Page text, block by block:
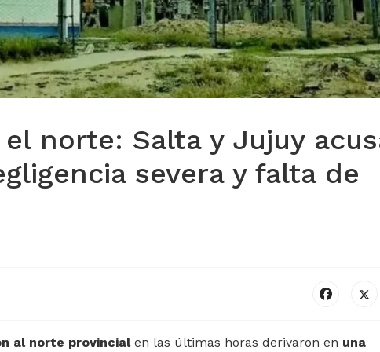
norte: Salta y Jujuy
severa y falta de
al norte provincialen las últimas horas derivaron en una